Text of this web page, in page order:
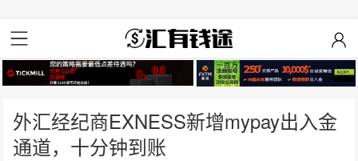
外汇经纪商EXNESS新增mypay出入金
通道，十分钟到账